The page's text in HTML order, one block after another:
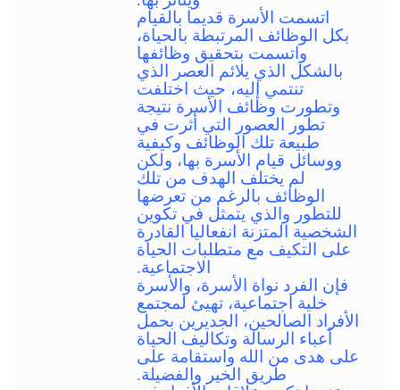
اتسمت الأسرة قديما بالقيام
بكل الوظائف المرتبطة بالحياة،
واتسمت بتحقيق وظائفها
بالشكل الذي يلائم العصر الذي
تنتمي إليه، حيث اختلفت
وتطورت وظائف الأسرة نتيجة
تطور العصور التي أثرت في
طبيعة تلك الوظائف وكيفية
ووسائل قيام الأسرة بها، ولكن
لم يختلف الهدف من تلك
الوظائف بالرغم من تعرضها
للتطور والذي يتمثل في تكوين
الشخصية المتزنة انفعاليا القادرة
على التكيف مع متطلبات الحياة
الاجتماعية.
فإن الفرد نواة الأسرة، والأسرة
خلية اجتماعية، تهيئ لمجتمع
الأفراد الصالحين، الجديرين بحمل
أعباء الرسالة وتكاليف الحياة
على هدى من الله واستقامة على
طريق الخير والفضيلة.